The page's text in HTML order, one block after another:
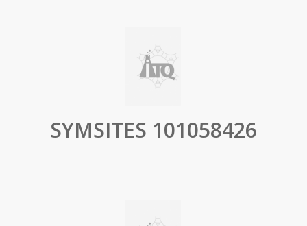
SYMSITES 101058426